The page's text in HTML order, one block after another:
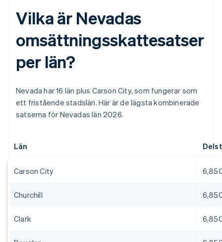
Vilka är Nevadas
omsättningsskattesatser
per län?
Nevada har 16 län plus Carson City, som fungerar som
ett fristående stadslän. Här är de lägsta kombinerade
satserna för Nevadas län 2026.
Län
Carson City
Churchill
Clark